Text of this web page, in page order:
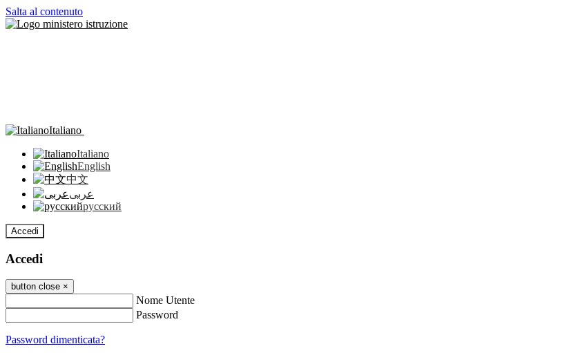
Salta al contenuto
Italiano
Italiano
English
中文
عربى
русский
Accedi
Accedi
button close ×
Nome Utente
Password
Password dimenticata?